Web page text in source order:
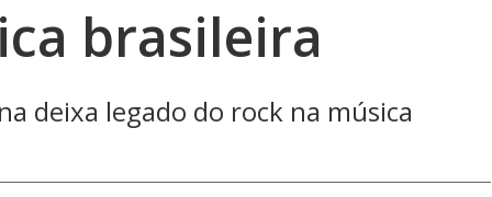
brasileira
deixa legado do rock na música